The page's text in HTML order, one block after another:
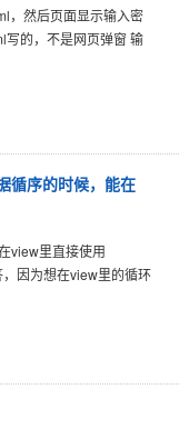
，然后页面显示输入密
的，不是网页弹窗 输
循序的时候，能在
view里直接使用
因为想在view里的循环